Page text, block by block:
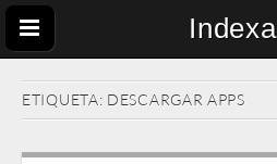
ETIQUETA: DESCARGAR APPS